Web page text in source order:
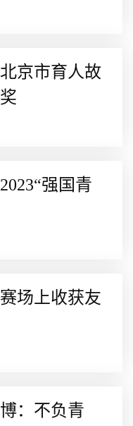
京市育人故
强国青
场上收获友
：不负青